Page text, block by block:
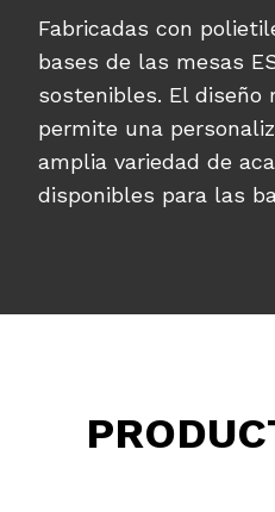
Fabricadas con
bases de las mesas
sostenibles. El diseño
permite una
amplia variedad de
disponibles para las